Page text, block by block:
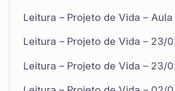
Leitura – Projeto de Vida – Aula
Leitura – Projeto de Vida – 23/
Leitura – Projeto de Vida – 23/